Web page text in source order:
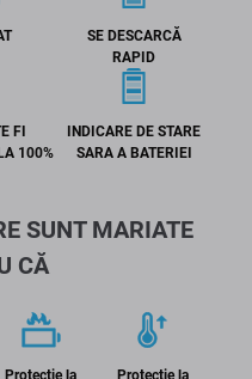
SE DESCARCĂ
RAPID
FI
100%
INDICARE DE STARE
SARA A BATERIEI
SUNT MARIATE
CĂ
Protectie la Protecție la